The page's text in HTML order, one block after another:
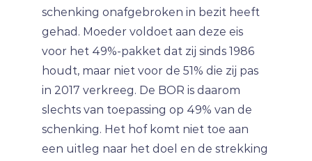
schenking onafgebroken in bezit heeft
gehad. Moeder voldoet aan deze eis
voor het 49%-pakket dat zij sinds 1986
houdt, maar niet voor de 51% die zij pas
in 2017 verkreeg. De BOR is daarom
slechts van toepassing op 49% van de
schenking. Het hof komt niet toe aan
een uitleg naar het doel en de strekking